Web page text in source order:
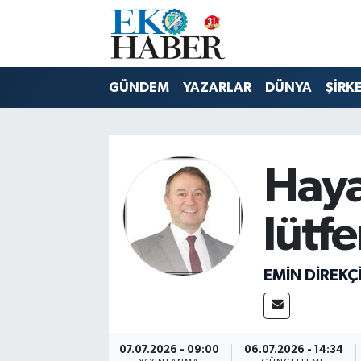
GÜNDEM YAZARLAR DÜNYA
EMIN DIREKÇI
07.07.2026 - 09:00 06.07.2026 - 14:34
Hava Durumu
Tüm Manşetler
Son Dakika Haberleri